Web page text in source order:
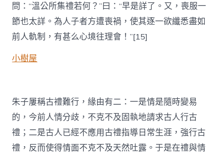
問：“溫公所集禮若何？”曰：“早是詳了。又，喪服一
節也太詳。為人子者方遭喪禍，使其逐一欲纖悉盡如
前人軌制，有甚么心境往理會！”[15]
小樹屋
朱子屢稱古禮難行，緣由有二：一是情是隨時變易
的，今前人情分歧，不克不及固執地請求古人行古
禮；二是古人已經不應用古禮指導日常生涯，強行古
禮，反而使得情面不克不及天然吐露。于是在禮與情